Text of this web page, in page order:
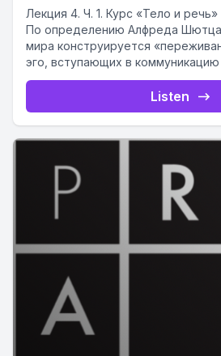
Лекция 4. Ч. 1. Курс «Тело и
По определению Алфреда
мира конструируется
эго, вступающих в
Listen